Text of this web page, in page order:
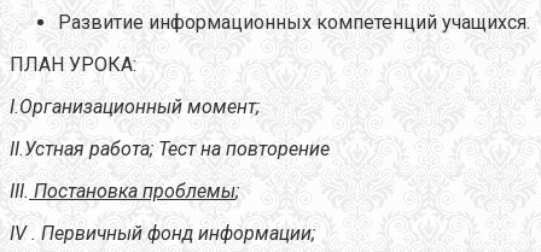
Развитие информационных компетенций учащихся.
ПЛАН УРОКА:
I.Организационный момент;
II.Устная работа; Тест на повторение
III. Постановка проблемы;
IV. Первичный фонд информации;